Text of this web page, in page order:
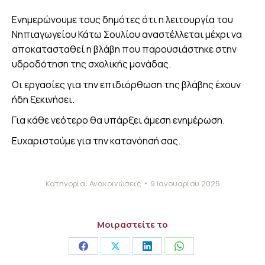
Ενημερώνουμε τους δημότες ότι η λειτουργία του
Νηπιαγωγείου Κάτω Σουλίου αναστέλλεται μέχρι να
αποκατασταθεί η βλάβη που παρουσιάστηκε στην
υδροδότηση της σχολικής μονάδας.
Οι εργασίες για την επιδιόρθωση της βλάβης έχουν
ήδη ξεκινήσει.
Για κάθε νεότερο θα υπάρξει άμεση ενημέρωση.
Ευχαριστούμε για την κατανόησή σας.
Κατηγορία: Ανακοινώσεις 9 Ιανουαρίου 2025
Μοιραστείτε το
Share Share Share Share